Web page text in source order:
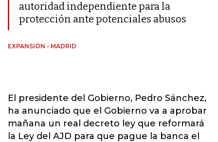
autoridad independiente para la
protección ante potenciales abusos
EXPANSIÓN - MADRID
El presidente del Gobierno, Pedro Sánchez,
ha anunciado que el Gobierno va a aprobar
mañana un real decreto ley que reformará
la Ley del AJD para que pague la banca el